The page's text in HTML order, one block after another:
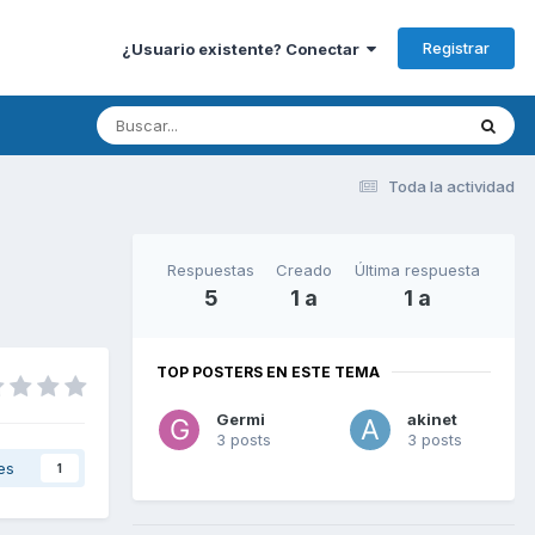
¿Usuario existente? Conectar Registrar
Toda la actividad
1
Respuestas
5
Creado
1 a
Última respuesta
1 a
TOP POSTERS EN ESTE TEMA
Germi
3 posts
akinet
3 posts